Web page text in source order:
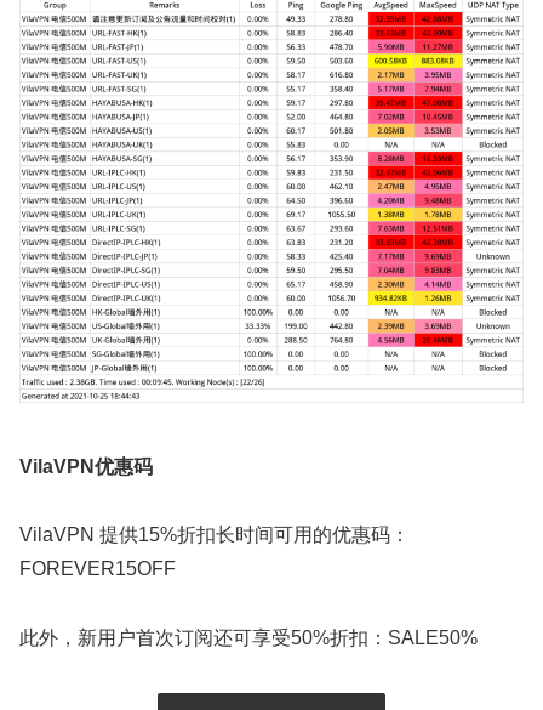
VilaVPN优惠码
VilaVPN 提供15%折扣长时间可用的优惠码：
FOREVER15OFF
此外，新用户首次订阅还可享受50%折扣：SALE50%